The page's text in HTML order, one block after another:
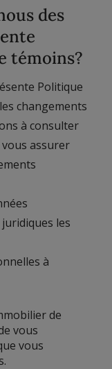
des
témoins?
Politique
changements
à consulter
assurer
les
à
de
vous
vous